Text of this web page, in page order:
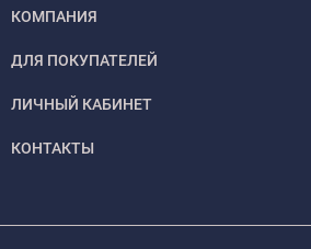
КОМПАНИЯ
ДЛЯ ПОКУПАТЕЛЕЙ
ЛИЧНЫЙ КАБИНЕТ
КОНТАКТЫ